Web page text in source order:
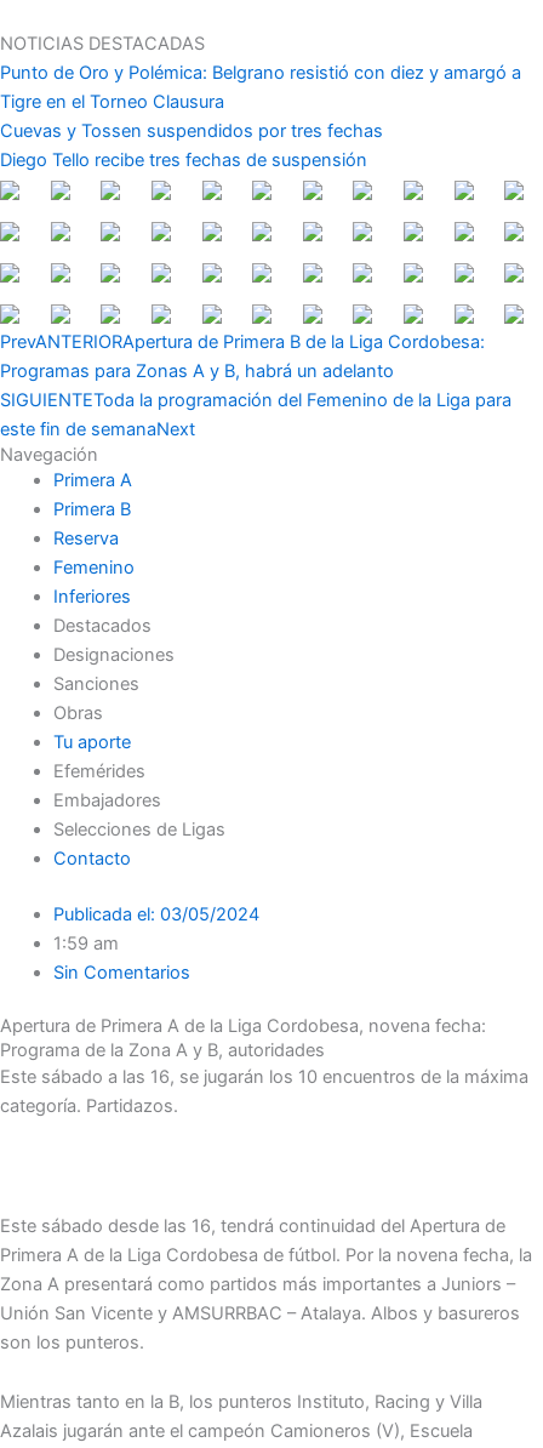
al
contenido
NOTICIAS DESTACADAS
Punto de Oro y Polémica: Belgrano resistió con diez y amargó a
Tigre en el Torneo Clausura
Cuevas y Tossen suspendidos por tres fechas
Diego Tello recibe tres fechas de suspensión
PrevANTERIORApertura de Primera B de la Liga Cordobesa:
Programas para Zonas A y B, habrá un adelanto
SIGUIENTEToda la programación del Femenino de la Liga para
este fin de semanaNext
Navegación
Primera A
Primera B
Reserva
Femenino
Inferiores
Destacados
Designaciones
Sanciones
Obras
Tu aporte
Efemérides
Embajadores
Selecciones de Ligas
Contacto
Publicada el: 03/05/2024
1:59 am
Sin Comentarios
Apertura de Primera A de la Liga Cordobesa, novena fecha:
Programa de la Zona A y B, autoridades
Este sábado a las 16, se jugarán los 10 encuentros de la máxima
categoría. Partidazos.
Este sábado desde las 16, tendrá continuidad del Apertura de
Primera A de la Liga Cordobesa de fútbol. Por la novena fecha, la
Zona A presentará como partidos más importantes a Juniors –
Unión San Vicente y AMSURRBAC – Atalaya. Albos y basureros
son los punteros.
Mientras tanto en la B, los punteros Instituto, Racing y Villa
Azalais jugarán ante el campeón Camioneros (V), Escuela